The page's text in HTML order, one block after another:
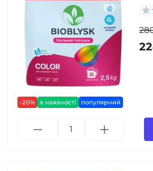
-20% в наявності популярний